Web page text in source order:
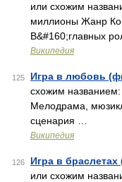
или схожим
миллионы Жанр
В&#160;главных
Википедия
125 Игра в любовь
схожим
Мелодрама,
сценария …
Википедия
126 Игра в
или схожим